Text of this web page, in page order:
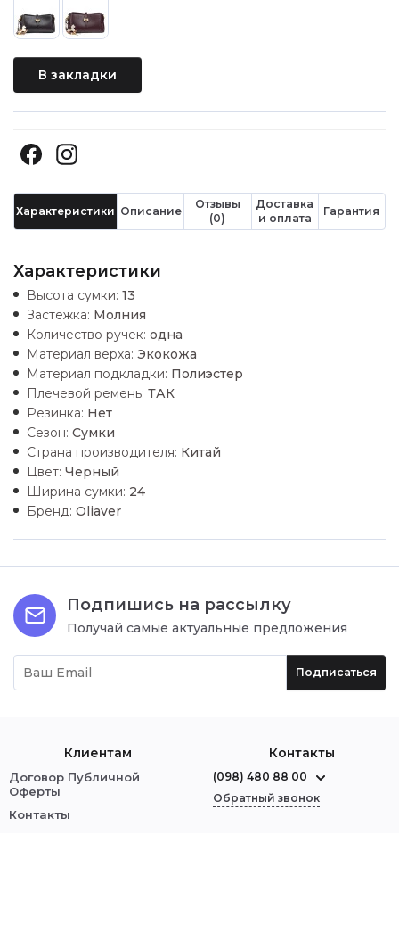
В закладки
Характеристики Описание
Отзывы
(0)
Доставка
и оплата
Гарантия
Характеристики
Высота сумки: 13
Застежка: Молния
Количество ручек: одна
Материал верха: Экокожа
Материал подкладки: Полиэстер
Плечевой ремень: ТАК
Резинка: Нет
Сезон: Сумки
Страна производителя: Китай
Цвет: Черный
Ширина сумки: 24
Бренд: Oliaver
Подпишись на рассылку
Получай самые актуальные предложения
Подписаться
Клиентам
Договор Публичной
Оферты
Контакты
Контакты
(098) 480 88 00
Обратный звонок